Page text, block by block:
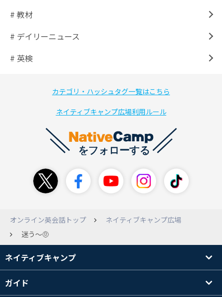
# 教材
# デイリーニュース
# 英検
カテゴリ・ハッシュタグ一覧はこちら
ネイティブキャンプ広場利用ルール
オンライン英会話トップ
ネイティブキャンプ広場
迷う〜🤨
ネイティブキャンプ
ガイド